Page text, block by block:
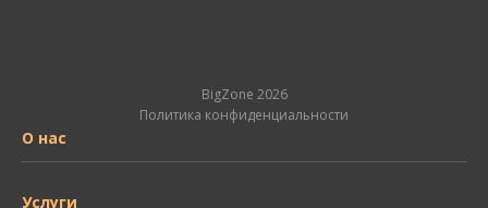
О нас
Услуги
BigZone 2026
Политика конфиденциальности